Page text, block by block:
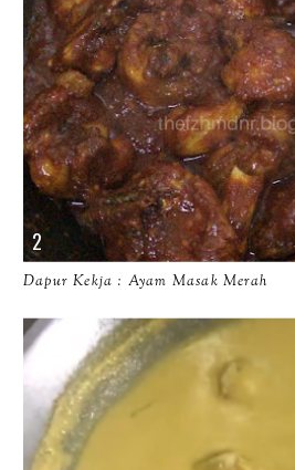
Dapur Kekja : Ayam Masak Merah